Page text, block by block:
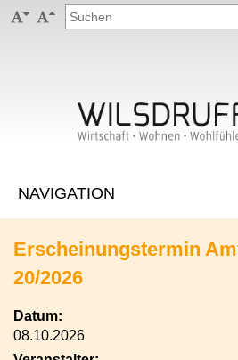
 
Erscheinungstermin
20/2026
Datum:
08.10.2026